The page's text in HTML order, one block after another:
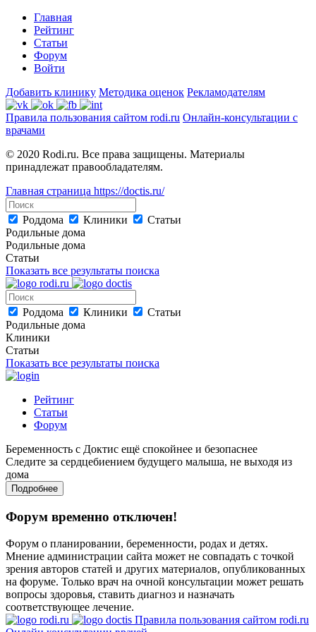
Главная
Рейтинг
Статьи
Форум
Войти
Добавить клинику Методика оценок Рекламодателям
Правила пользования сайтом rodi.ru Онлайн-консультации с
врачами
© 2020 Rodi.ru. Все права защищены. Материалы
принадлежат правообладателям.
Главная страница https://doctis.ru/
Роддома Клиники
Статьи
Родильные дома
Родильные дома
Статьи
Показать все результаты поиска
Роддома Клиники
Статьи
Родильные дома
Клиники
Статьи
Показать все результаты поиска
Рейтинг
Статьи
Форум
Беременность с Доктис ещё спокойнее и безопаснее
Следите за сердцебиением будущего малыша, не выходя из
дома
Подробнее
Форум временно отключен!
Форум о планировании, беременности, родах и детях.
Мнение администрации сайта может не совпадать с точкой
зрения авторов статей и других материалов, опубликованных
на форуме. Только врач на очной консультации может решать
вопросы здоровья, ставить диагноз и назначать
соответствующее лечение.
Правила пользования сайтом rodi.ru